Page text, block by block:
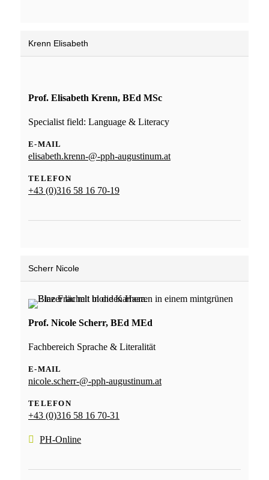
Krenn Elisabeth
Prof. Elisabeth Krenn, BEd MSc
Specialist field: Language & Literacy
E-MAIL
elisabeth.krenn-@-pph-augustinum.at
TELEFON
+43 (0)316 58 16 70-19
Scherr Nicole
Prof. Nicole Scherr, BEd MEd
Fachbereich Sprache & Literalität
E-MAIL
nicole.scherr-@-pph-augustinum.at
TELEFON
+43 (0)316 58 16 70-31
PH-Online